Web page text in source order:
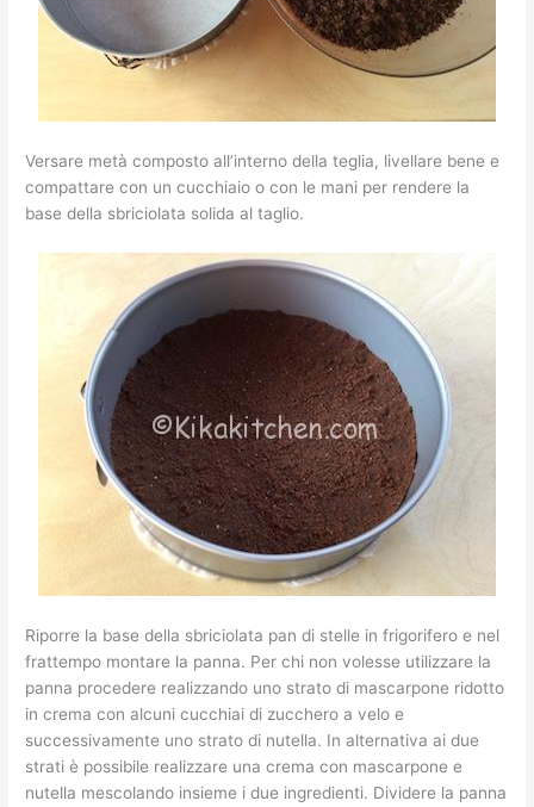
Versare metà composto all’interno della teglia, livellare bene e
compattare con un cucchiaio o con le mani per rendere la
base della sbriciolata solida al taglio.
Riporre la base della sbriciolata pan di stelle in frigorifero e nel
frattempo montare la panna. Per chi non volesse utilizzare la
panna procedere realizzando uno strato di mascarpone ridotto
in crema con alcuni cucchiai di zucchero a velo e
successivamente uno strato di nutella. In alternativa ai due
strati è possibile realizzare una crema con mascarpone e
nutella mescolando insieme i due ingredienti. Dividere la panna